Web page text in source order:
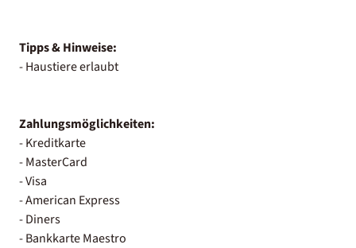
Tipps & Hinweise:
- Haustiere erlaubt
Zahlungsmöglichkeiten:
- Kreditkarte
- MasterCard
- Visa
- American Express
- Diners
- Bankkarte Maestro